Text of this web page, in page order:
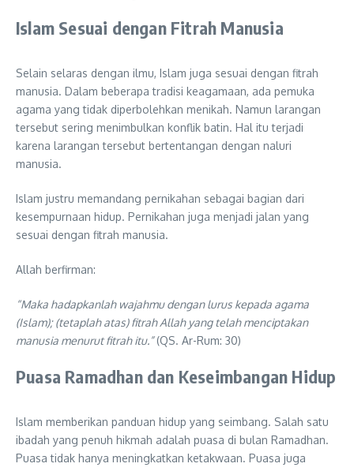
Islam Sesuai dengan Fitrah Manusia
Selain selaras dengan ilmu, Islam juga sesuai dengan fitrah
manusia. Dalam beberapa tradisi keagamaan, ada pemuka
agama yang tidak diperbolehkan menikah. Namun larangan
tersebut sering menimbulkan konflik batin. Hal itu terjadi
karena larangan tersebut bertentangan dengan naluri
manusia.
Islam justru memandang pernikahan sebagai bagian dari
kesempurnaan hidup. Pernikahan juga menjadi jalan yang
sesuai dengan fitrah manusia.
Allah berfirman:
“Maka hadapkanlah wajahmu dengan lurus kepada agama
(Islam); (tetaplah atas) fitrah Allah yang telah menciptakan
manusia menurut fitrah itu.”(QS. Ar-Rum: 30)
Puasa Ramadhan dan Keseimbangan Hidup
Islam memberikan panduan hidup yang seimbang. Salah satu
ibadah yang penuh hikmah adalah puasa di bulan Ramadhan.
Puasa tidak hanya meningkatkan ketakwaan. Puasa juga